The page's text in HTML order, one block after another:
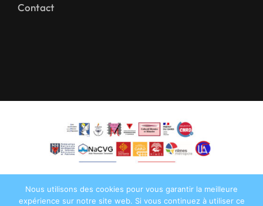
Contact
Nous utilisons des cookies pour vous garantir la meilleure
expérience sur notre site web. Si vous continuez à utiliser ce